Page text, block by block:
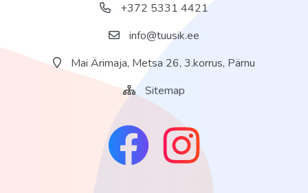
konverentsisaalid: 11 (6000 m2, 10-500 inimesele)
restoranid: 1
A la carte restoranid: 2
+372 5331 4421
info@tuusik.ee
Mai Ärimaja, Metsa 26, 3.korrus, Pärnu
Sitemap